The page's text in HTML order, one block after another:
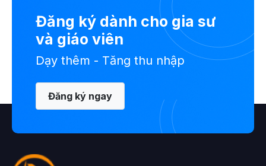
Đăng ký dành cho gia sư
và giáo viên
Dạy thêm - Tăng thu nhập
Đăng ký ngay